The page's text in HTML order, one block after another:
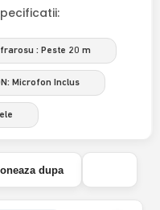
: Peste 20 m
Microfon Inclus
dupa